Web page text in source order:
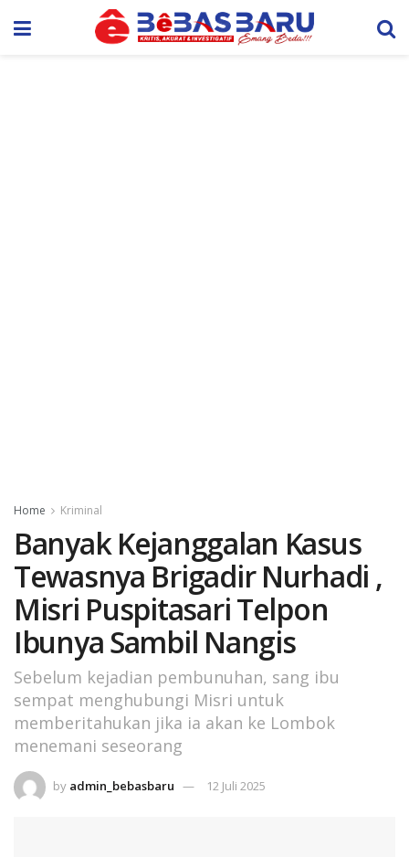
Home Kriminal
Banyak Kejanggalan Kasus
Tewasnya Brigadir Nurhadi ,
Misri Puspitasari Telpon
Ibunya Sambil Nangis
Sebelum kejadian pembunuhan, sang ibu
sempat menghubungi Misri untuk
memberitahukan jika ia akan ke Lombok
menemani seseorang
by admin_bebasbaru 12 Juli 2025